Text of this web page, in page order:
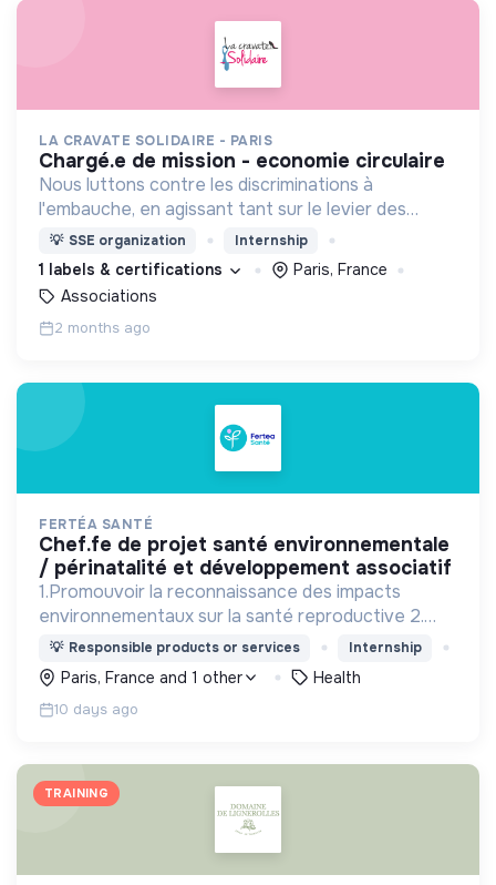
LA CRAVATE SOLIDAIRE - PARIS
chargé.e de mission - economie circulaire
Nous luttons contre les discriminations à
l'embauche, en agissant tant sur le levier des
candidats par le biais d'accompagnements que sur
le levier des recruteurs !
💡 SSE organization Internship
1 labels & certifications
Paris, France
Associations
2 months ago
FERTÉA SANTÉ
chef.fe de projet santé environnementale
/ périnatalité et développement associatif
1.Promouvoir la reconnaissance des impacts
environnementaux sur la santé reproductive 2.
Sensibiliser et prévenir. 3.Mobiliser : Agir ensemble
face aux défis sanitaires et écologiques.
💡 Responsible products or services Internship
Paris, France and 1 other Health
10 days ago
TRAINING